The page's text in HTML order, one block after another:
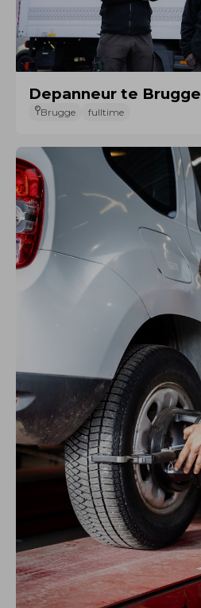
Depanneur te Brugge
Brugge fulltime